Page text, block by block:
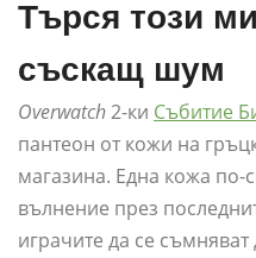
Търся този
съскащ шум
Overwatch2-ки Събитие
пантеон от кожи на
магазина. Една кожа по-
вълнение през
играчите да се